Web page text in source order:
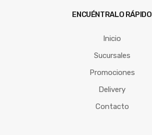
ENCUÉNTRALO RÁPIDO
Inicio
Sucursales
Promociones
Delivery
Contacto